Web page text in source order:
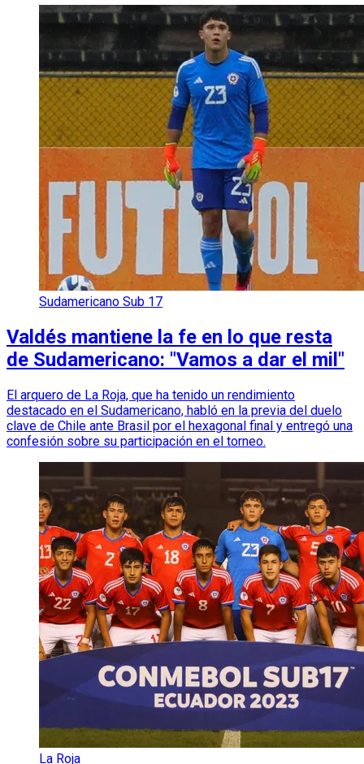
Sudamericano Sub 17
Valdés mantiene la fe en lo que resta
de Sudamericano: "Vamos a dar el mil"
El arquero de La Roja, que ha tenido un rendimiento
destacado en el Sudamericano, habló en la previa del duelo
clave de Chile ante Brasil por el hexagonal final y entregó una
confesión sobre su participación en el torneo.
La Roja